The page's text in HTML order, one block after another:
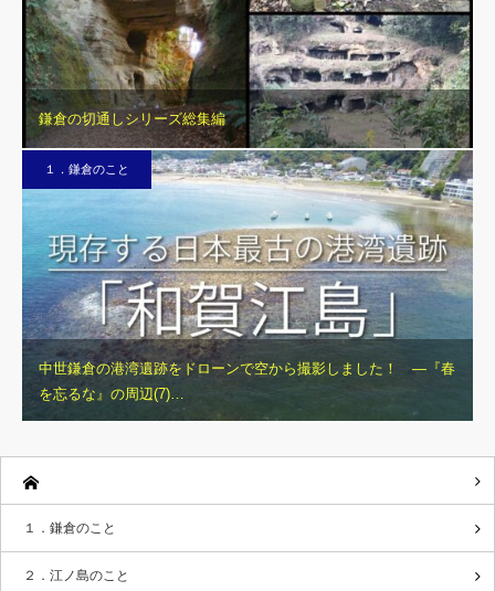
鎌倉の切通しシリーズ総集編
１．鎌倉のこと
中世鎌倉の港湾遺跡をドローンで空から撮影しました！ ―『春
を忘るな』の周辺(7)…
１．鎌倉のこと
２．江ノ島のこと